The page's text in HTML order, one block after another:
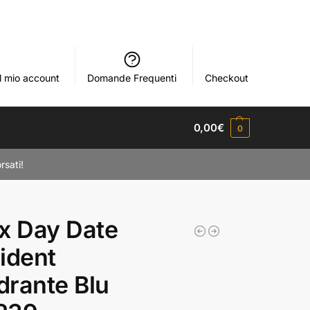
mio account Domande Frequenti Checkout
0,00€ 0
Day Date
Blu